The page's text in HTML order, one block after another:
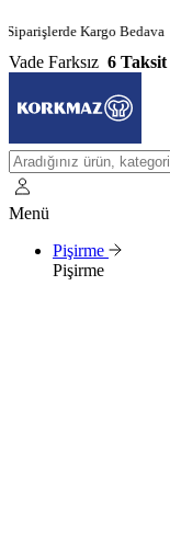
Kargo Bedava •
Vade Farksız 6 Taksit
Menü
Pişirme
Pişirme